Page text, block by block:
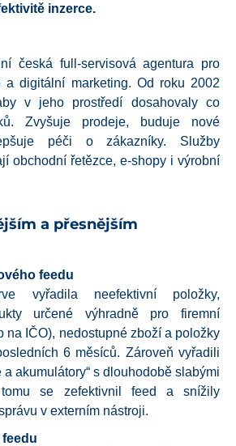
inzerce.
česká full-servisová agentura pro
a digitální marketing. Od roku 2002
v jeho prostředí dosahovaly co
Zvyšuje prodeje, buduje nové
péči o zákazníky. Služby
obchodní řetězce, e-shopy i výrobní
a přesnějším
feedu
vyřadila neefektivní položky,
určené výhradně pro firemní
na IČO), nedostupné zboží a položky
6 měsíců. Zároveň vyřadili
a akumulátory“ s dlouhodobě slabými
se zefektivnil feed a snížily
v externím nástroji.